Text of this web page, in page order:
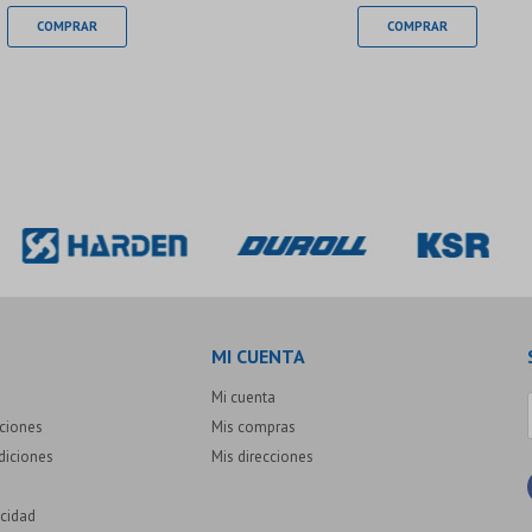
MI CUENTA
Mi cuenta
Mis compras
Mis direcciones